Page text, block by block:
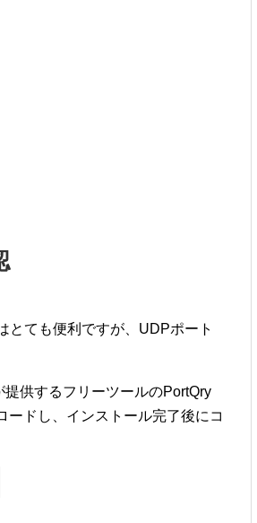
とても便利ですが、UDPポート
供するフリーツールのPortQry
ードし、インストール完了後にコ